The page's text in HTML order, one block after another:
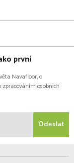
první
Navafloor, o
osobních
Odeslat